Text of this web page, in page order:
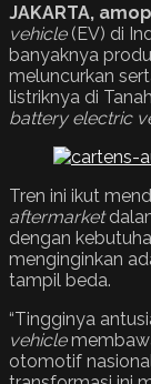
JAKARTA,
vehicle(EV) di
banyaknya
meluncurkan
listriknya di
battery electric
Tren ini ikut
aftermarket
dengan
menginginkan
tampil beda.
“Tingginya
vehicle
otomotif